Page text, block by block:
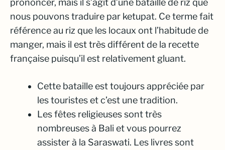
prononcer, mais il s’agit d’une bataille de riz que
nous pouvons traduire par ketupat. Ce terme fait
référence au riz que les locaux ont l’habitude de
manger, mais il est très différent de la recette
française puisqu’il est relativement gluant.
Cette bataille est toujours appréciée par
les touristes et c’est une tradition.
Les fêtes religieuses sont très
nombreuses à Bali et vous pourrez
assister à la Saraswati. Les livres sont